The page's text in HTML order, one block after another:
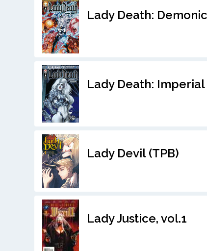
Lady Death:
Lady Death: Imperial
Lady Devil (TPB)
Lady Justice, vol.1